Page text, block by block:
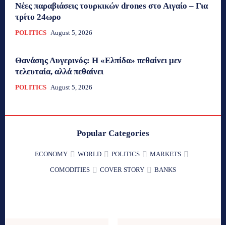
Νέες παραβιάσεις τουρκικών drones στο Αιγαίο – Για
τρίτο 24ωρο
POLITICS August 5, 2026
Θανάσης Αυγερινός: Η «Ελπίδα» πεθαίνει μεν
τελευταία, αλλά πεθαίνει
POLITICS August 5, 2026
Popular Categories
ECONOMY WORLD POLITICS MARKETS
COMODITIES COVER STORY BANKS